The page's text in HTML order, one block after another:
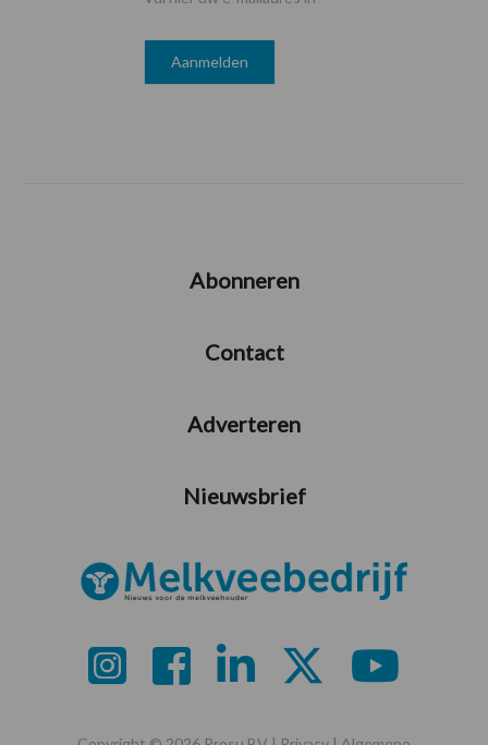
Abonneren
Contact
Adverteren
Nieuwsbrief